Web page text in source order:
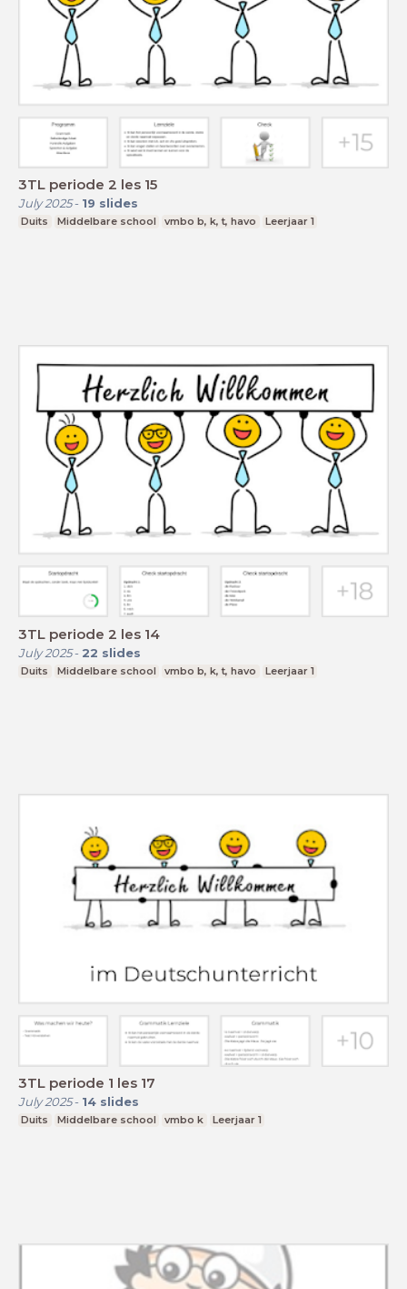
3TL periode 2 les 15
July 2025- 19 slides
Duits Middelbare school vmbo b, k, t, havo Leerjaar 1
3TL periode 2 les 14
July 2025- 22 slides
Duits Middelbare school vmbo b, k, t, havo Leerjaar 1
3TL periode 1 les 17
July 2025- 14 slides
Duits Middelbare school vmbo k Leerjaar 1